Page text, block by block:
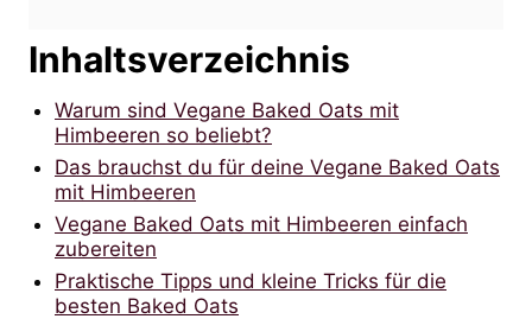
Inhaltsverzeichnis
Warum sind Vegane Baked Oats mit
Himbeeren so beliebt?
Das brauchst du für deine Vegane Baked Oats
mit Himbeeren
Vegane Baked Oats mit Himbeeren einfach
zubereiten
Praktische Tipps und kleine Tricks für die
besten Baked Oats